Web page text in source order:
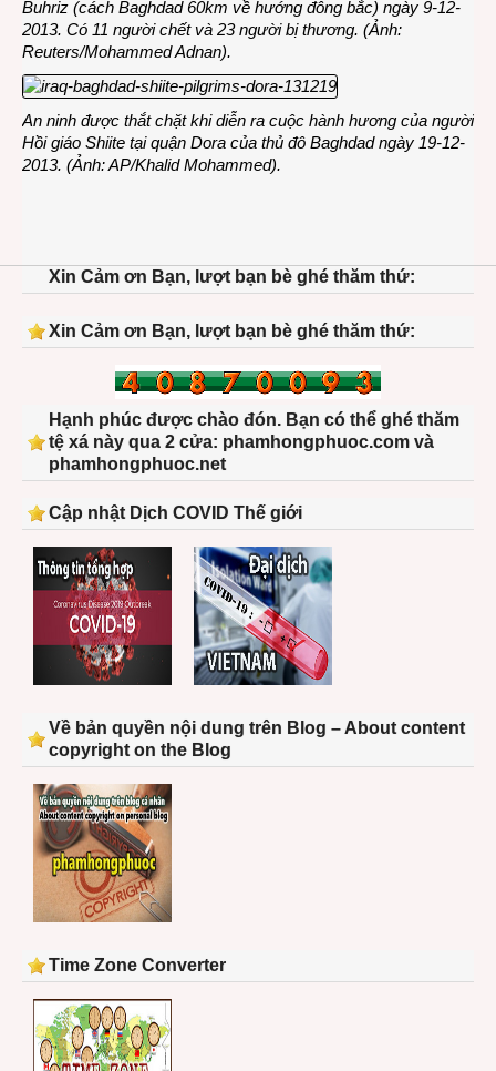
Buhriz (cách Baghdad 60km về hướng đông bắc) ngày 9-12-
2013. Có 11 người chết và 23 người bị thương. (Ảnh:
Reuters/Mohammed Adnan).
An ninh được thắt chặt khi diễn ra cuộc hành hương của người
Hồi giáo Shiite tại quận Dora của thủ đô Baghdad ngày 19-12-
2013. (Ảnh: AP/Khalid Mohammed).
Xin Cảm ơn Bạn, lượt bạn bè ghé thăm thứ:
Xin Cảm ơn Bạn, lượt bạn bè ghé thăm thứ:
Hạnh phúc được chào đón. Bạn có thể ghé thăm
tệ xá này qua 2 cửa: phamhongphuoc.com và
phamhongphuoc.net
Cập nhật Dịch COVID Thế giới
Về bản quyền nội dung trên Blog – About content
copyright on the Blog
Time Zone Converter